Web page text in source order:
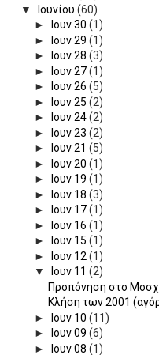
▼
Ιουνίου (60)
►
Ιουν 30 (1)
►
Ιουν 29 (1)
►
Ιουν 28 (3)
►
Ιουν 27(1)
►
Ιουν 26 (5)
►
Ιουν 25 (2)
►
Ιουν 24(2)
►
Ιουν 23 (2)
►
Ιουν 21 (5)
►
Ιουν 20 (1)
►
Ιουν 19 (1)
►
Ιουν 18 (3)
►
Ιουν 17(1)
►
Ιουν 16 (1)
►
Ιουν 15 (1)
►
Ιουν 12 (1)
▼
Ιουν 11 (2)
Προπόνηση στο
Κλήση των 2001
►
Ιουν 10 (11)
►
Ιουν 09 (6)
►
Ιουν 08 (1)